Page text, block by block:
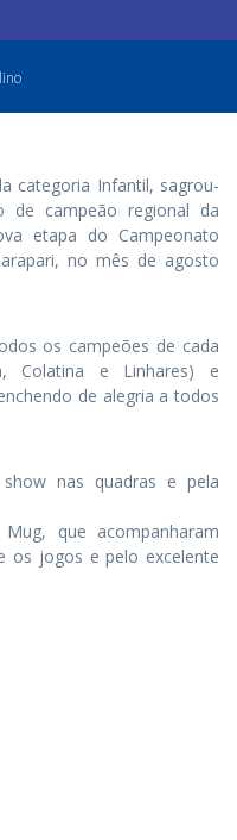
categoria Infantil, sagrou-
de campeão regional da
etapa do Campeonato
no mês de agosto
os campeões de cada
Colatina e Linhares) e
de alegria a todos
nas quadras e pela
que acompanharam
os jogos e pelo excelente